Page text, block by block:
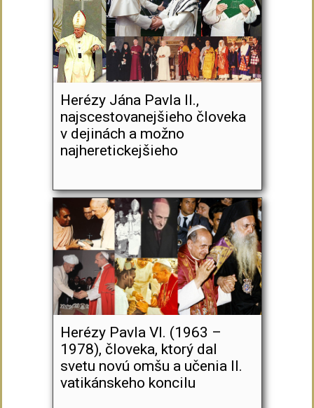
Herézy Jána Pavla II.,
najscestovanejšieho človeka
v dejinách a možno
najheretickejšieho
Herézy Pavla VI. (1963 –
1978), človeka, ktorý dal
svetu novú omšu a učenia II.
vatikánskeho koncilu